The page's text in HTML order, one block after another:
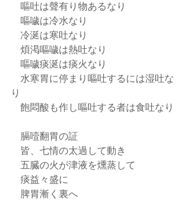
    嘔吐は聲有り物あるなり
    嘔噦は冷水なり
    冷涎は寒吐なり
    煩渇嘔噦は熱吐なり
    嘔噦痰涎は痰火なり
り
    飽悶酸も作し嘔吐する者は食吐なり
    膈噎翻胃の証
    皆、七情の太過して動き
    五臓の火が津液を燻蒸して
    痰益々盛に
    脾胃漸く裏へ